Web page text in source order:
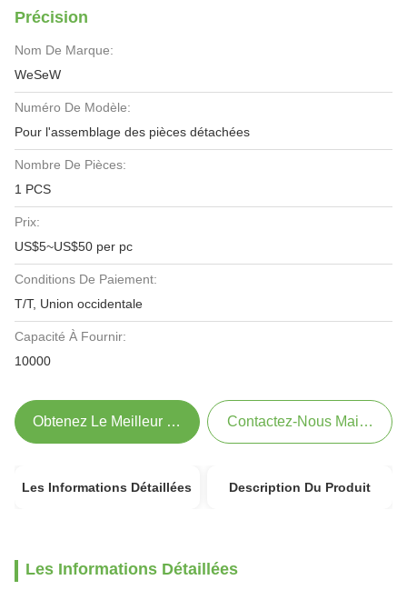
Précision
Nom De Marque:
WeSeW
Numéro De Modèle:
Pour l'assemblage des pièces détachées
Nombre De Pièces:
1 PCS
Prix:
US$5~US$50 per pc
Conditions De Paiement:
T/T, Union occidentale
Capacité À Fournir:
10000
Obtenez Le Meilleur Prix Contactez-Nous Maintenant
Les Informations Détaillées Description Du Produit
Les Informations Détaillées